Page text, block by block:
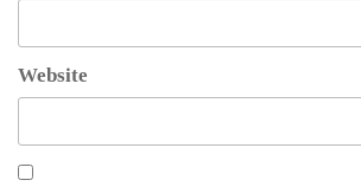
Website